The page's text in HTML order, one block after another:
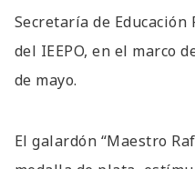
Secretaría de Educación
del IEEPO, en el marco
de mayo.
El galardón “Maestro